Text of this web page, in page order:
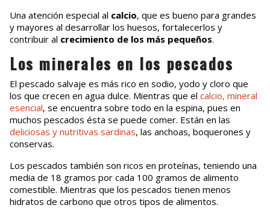
Una atención especial al calcio, que es bueno para grandes
y mayores al desarrollar los huesos, fortalecerlos y
contribuir al crecimiento de los más pequeños.
Los minerales en los pescados
El pescado salvaje es más rico en sodio, yodo y cloro que
los que crecen en agua dulce. Mientras que el calcio, mineral
esencial, se encuentra sobre todo en la espina, pues en
muchos pescados ésta se puede comer. Están en las
deliciosas y nutritivas sardinas, las anchoas, boquerones y
conservas.
Los pescados también son ricos en proteínas, teniendo una
media de 18 gramos por cada 100 gramos de alimento
comestible. Mientras que los pescados tienen menos
hidratos de carbono que otros tipos de alimentos.